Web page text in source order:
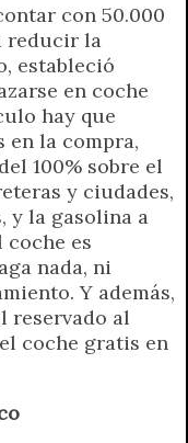
con 50.000
reducir la
estableció
en coche
hay que
en la compra,
100% sobre el
y ciudades,
y la gasolina a
es
nada, ni
Y además,
reservado al
coche gratis en